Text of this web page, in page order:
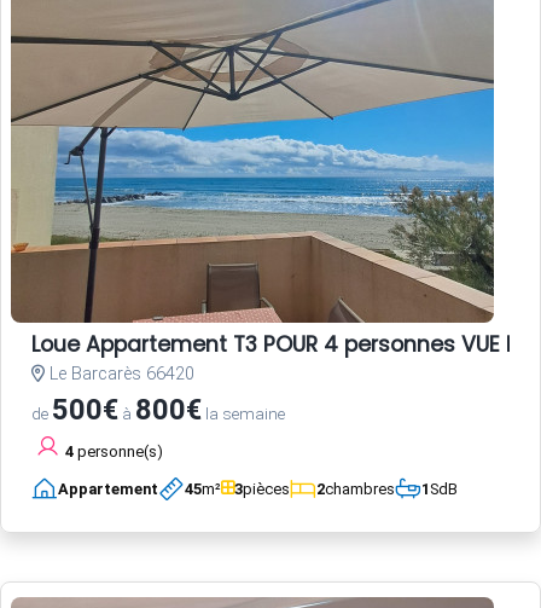
Loue Appartement T3 POUR 4 personnes VUE
Le Barcarès 66420
de 500€ à 800€ la semaine
4 personne(s)
Appartement 45m² 3pièces 2chambres 1SdB